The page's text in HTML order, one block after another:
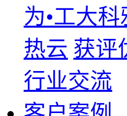
为•工大
热云 获评
行业交流